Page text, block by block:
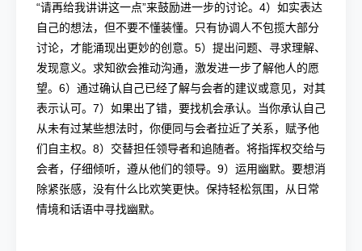
“请再给我讲讲这一点”来鼓励进一步的讨论。4）如实表达
自己的想法，但不要不懂装懂。只有协调人不包揽大部分
讨论，才能涌现出更妙的创意。5）提出问题、寻求理解、
发现意义。求知欲会推动沟通，激发进一步了解他人的愿
望。6）通过确认自己已经了解与会者的建议或意见，对其
表示认可。7）如果出了错，要找机会承认。当你承认自己
从未有过某些想法时，你便同与会者拉近了关系，赋予他
们自主权。8）交替担任领导者和追随者。将指挥权交给与
会者，仔细倾听，遵从他们的领导。9）运用幽默。要想消
除紧张感，没有什么比欢笑更快。保持轻松氛围，从日常
情境和话语中寻找幽默。